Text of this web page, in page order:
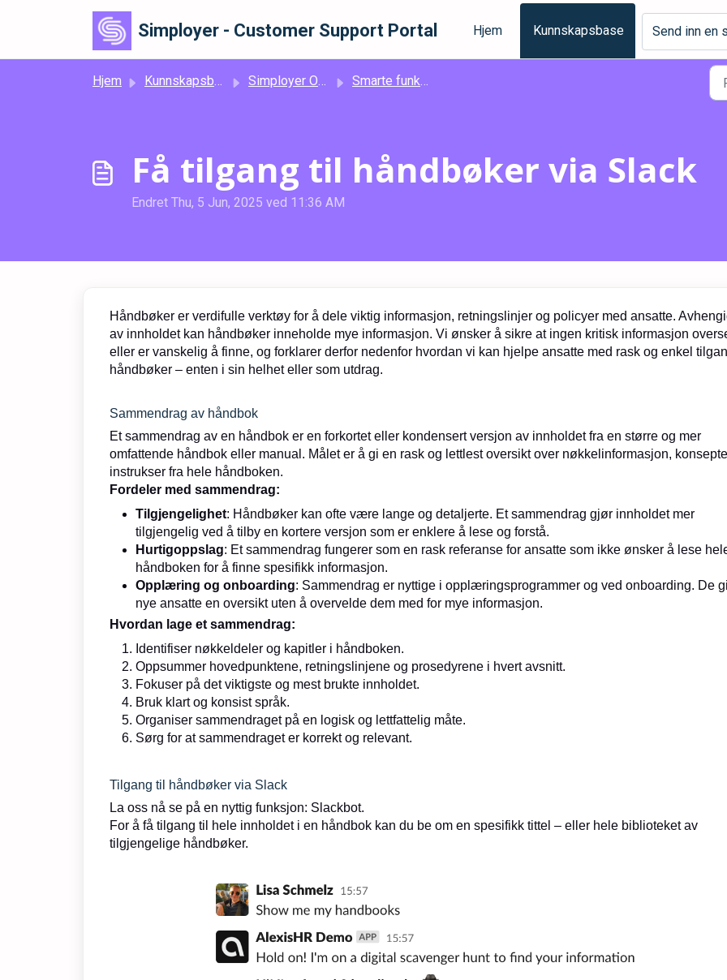
Simployer - Customer Support Portal Hjem Kunnskapsbase Send inn en
Hjem Kunnskapsbase Simployer One Smarte funksjoner - Håndbøker
Få tilgang til håndbøker via Slack
Endret Thu, 5 Jun, 2025 ved 11:36 AM
Håndbøker er verdifulle verktøy for å dele viktig informasjon, retningslinjer og policyer med ansatte.
av innholdet kan håndbøker inneholde mye informasjon. Vi ønsker å sikre at ingen kritisk informasjon
eller er vanskelig å finne, og forklarer derfor nedenfor hvordan vi kan hjelpe ansatte med rask og enkel
håndbøker – enten i sin helhet eller som utdrag.
Sammendrag av håndbok
Et sammendrag av en håndbok er en forkortet eller kondensert versjon av innholdet fra en større og mer
omfattende håndbok eller manual. Målet er å gi en rask og lettlest oversikt over nøkkelinformasjon,
instrukser fra hele håndboken.
Fordeler med sammendrag:
Tilgjengelighet: Håndbøker kan ofte være lange og detaljerte. Et sammendrag gjør innholdet mer
tilgjengelig ved å tilby en kortere versjon som er enklere å lese og forstå.
Hurtigoppslag: Et sammendrag fungerer som en rask referanse for ansatte som ikke ønsker å lese
håndboken for å finne spesifikk informasjon.
Opplæring og onboarding: Sammendrag er nyttige i opplæringsprogrammer og ved onboarding. De
nye ansatte en oversikt uten å overvelde dem med for mye informasjon.
Hvordan lage et sammendrag:
Identifiser nøkkeldeler og kapitler i håndboken.
Oppsummer hovedpunktene, retningslinjene og prosedyrene i hvert avsnitt.
Fokuser på det viktigste og mest brukte innholdet.
Bruk klart og konsist språk.
Organiser sammendraget på en logisk og lettfattelig måte.
Sørg for at sammendraget er korrekt og relevant.
Tilgang til håndbøker via Slack
La oss nå se på en nyttig funksjon: Slackbot.
For å få tilgang til hele innholdet i en håndbok kan du be om en spesifikk tittel – eller hele biblioteket av
tilgjengelige håndbøker.